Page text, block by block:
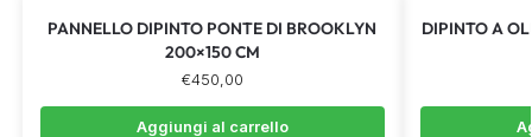
PANNELLO DIPINTO PONTE DI BROOKLYN
200×150 CM
€450,00
Aggiungi al carrello
DIPINTO A